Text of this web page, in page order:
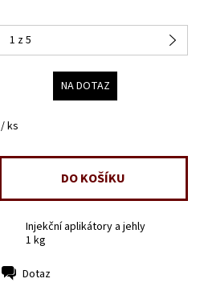
1 z 5
NA DOTAZ
/ ks
Injekční aplikátory a jehly
1 kg
Dotaz